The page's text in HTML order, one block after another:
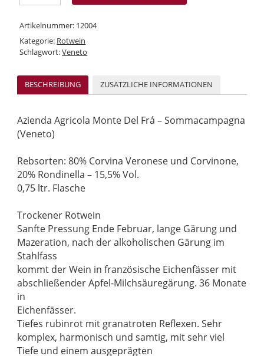
Artikelnummer: 12004
Kategorie: Rotwein
Schlagwort:Veneto
BESCHREIBUNG ZUSÄTZLICHE INFORMATIONEN
Azienda Agricola Monte Del Frá – Sommacampagna
(Veneto)
Rebsorten: 80% Corvina Veronese und Corvinone,
20% Rondinella – 15,5% Vol.
0,75 ltr. Flasche
Trockener Rotwein
Sanfte Pressung Ende Februar, lange Gärung und
Mazeration, nach der alkoholischen Gärung im
Stahlfass
kommt der Wein in französische Eichenfässer mit
abschließender Apfel-Milchsäuregärung. 36 Monate
in
Eichenfässer.
Tiefes rubinrot mit granatroten Reflexen. Sehr
komplex, harmonisch und samtig, mit sehr viel
Tiefe und einem ausgeprägten